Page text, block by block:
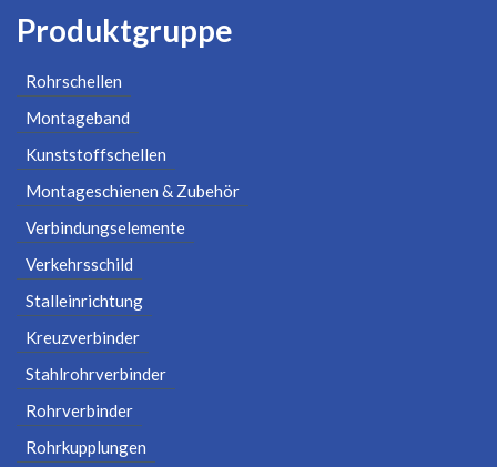
Produktgruppe
Rohrschellen
Montageband
Kunststoffschellen
Montageschienen & Zubehör
Verbindungselemente
Verkehrsschild
Stalleinrichtung
Kreuzverbinder
Stahlrohrverbinder
Rohrverbinder
Rohrkupplungen